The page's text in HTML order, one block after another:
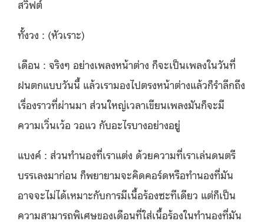
สวิฟต์
ทั้งวง : (หัวเราะ)
เดือน : จริงๆ อย่างเพลงหน้าต่าง ก็จะเป็นเพลงในวันที่
ฝนตกแบบวันนี้ แล้วเรามองไปตรงหน้าต่างแล้วก็รำลึกถึง
เรื่องราวที่ผ่านมา ส่วนใหญ่เวลาเขียนเพลงมันก็จะมี
ความเวิ่นเว้อ วอแว กับอะไรบางอย่างอยู่
แบงค์ : ส่วนทำนองที่เราแต่ง ด้วยความที่เราเล่นดนตรี
บรรเลงมาก่อน ก็พยายามจะคิดคอร์ดหรือทำนองที่มัน
อาจจะไม่ได้เหมาะกับการมีเนื้อร้องซะทีเดียว แต่ก็เป็น
ความสามารถพิเศษของเดือนที่ใส่เนื้อร้องในทำนองที่มัน